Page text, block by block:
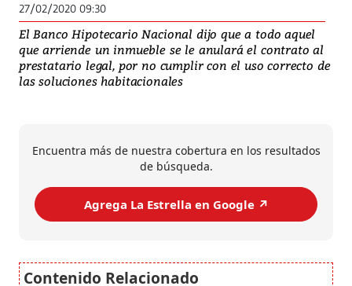
27/02/2020 09:30
El Banco Hipotecario Nacional dijo que a todo aquel
que arriende un inmueble se le anulará el contrato al
prestatario legal, por no cumplir con el uso correcto de
las soluciones habitacionales
Encuentra más de nuestra cobertura en los resultados
de búsqueda.
Agrega La Estrella en Google ↗️